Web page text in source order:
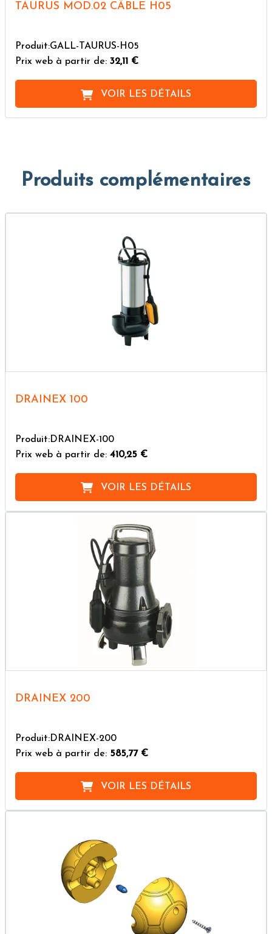
TAURUS MOD.02 CÂBLE H05
Produit:GALL-TAURUS-H05
Prix web à partir de: 32,11 €
VOIR LES DÉTAILS
Produits complémentaires
DRAINEX 100
Produit:DRAINEX-100
Prix web à partir de: 410,25 €
VOIR LES DÉTAILS
DRAINEX 200
Produit:DRAINEX-200
Prix web à partir de: 585,77 €
VOIR LES DÉTAILS